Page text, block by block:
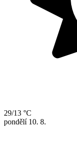
29/13 °C
pondělí 10. 8.